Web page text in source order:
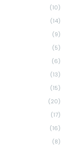
(10)
(14)
(9)
(5)
(6)
(13)
(15)
(20)
(17)
(16)
(8)